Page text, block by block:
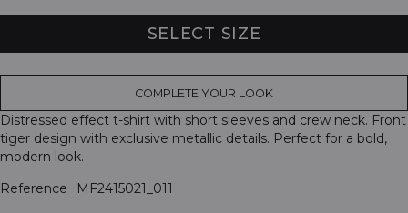
SELECT SIZE
COMPLETE YOUR LOOK
Distressed effect t-shirt with short sleeves and crew neck. Front
tiger design with exclusive metallic details. Perfect for a bold,
modern look.
Reference
MF2415021_011